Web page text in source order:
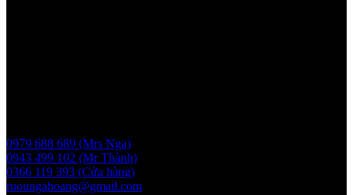
0979 688 689 (Mrs Nga)
0943 499 102 (Mr Thành)
0366 119 393 (Cửa hàng)
ruoungahoang@gmail.com